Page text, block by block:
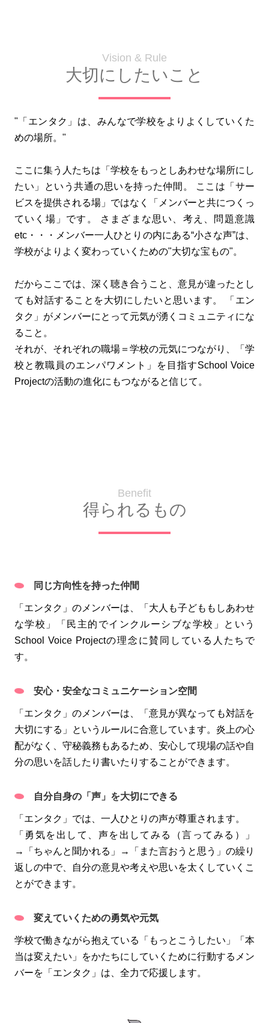
Vision & Rule
大切にしたいこと
"「エンタク」は、みんなで学校をよりよくしていくた
めの場所。"
ここに集う人たちは「学校をもっとしあわせな場所にし
たい」という共通の思いを持った仲間。 ここは「サー
ビスを提供される場」ではなく「メンバーと共につくっ
ていく場」です。 さまざまな思い、考え、問題意識
etc・・・メンバー一人ひとりの内にある“小さな声”は、
学校がよりよく変わっていくための"大切な宝もの"。
だからここでは、深く聴き合うこと、意見が違ったとし
ても対話することを大切にしたいと思います。 「エン
タク」がメンバーにとって元気が湧くコミュニティにな
ること。
それが、それぞれの職場＝学校の元気につながり、「学
校と教職員のエンパワメント」を目指すSchool Voice
Projectの活動の進化にもつながると信じて。
Benefit
得られるもの
同じ方向性を持った仲間
「エンタク」のメンバーは、「大人も子どももしあわせ
な学校」「民主的でインクルーシブな学校」という
School Voice Projectの理念に賛同している人たちで
す。
安心・安全なコミュニケーション空間
「エンタク」のメンバーは、「意見が異なっても対話を
大切にする」というルールに合意しています。炎上の心
配がなく、守秘義務もあるため、安心して現場の話や自
分の思いを話したり書いたりすることができます。
自分自身の「声」を大切にできる
「エンタク」では、一人ひとりの声が尊重されます。
「勇気を出して、声を出してみる（言ってみる）」
→「ちゃんと聞かれる」→「また言おうと思う」の繰り
返しの中で、自分の意見や考えや思いを太くしていくこ
とができます。
変えていくための勇気や元気
学校で働きながら抱えている「もっとこうしたい」「本
当は変えたい」をかたちにしていくために行動するメン
バーを「エンタク」は、全力で応援します。